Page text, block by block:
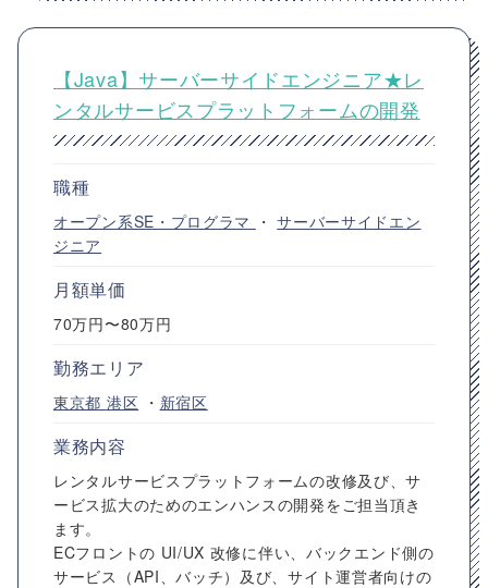
【Java】サーバーサイドエンジニア★レ
ンタルサービスプラットフォームの開発
職種
オープン系SE・プログラマ ・サーバーサイドエン
ジニア
月額単価
70万円〜80万円
勤務エリア
東京都 港区 ・ 新宿区
業務内容
レンタルサービスプラットフォームの改修及び、サ
ービス拡大のためのエンハンスの開発をご担当頂き
ます。
ECフロントの UI/UX 改修に伴い、バックエンド側の
サービス（API、バッチ）及び、サイト運営者向けの